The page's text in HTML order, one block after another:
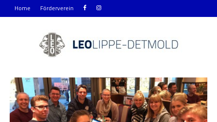
Home Förderverein